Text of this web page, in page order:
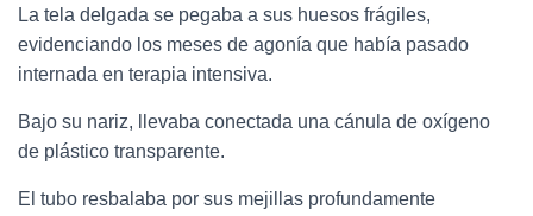
La tela delgada se pegaba a sus huesos frágiles,
evidenciando los meses de agonía que había pasado
internada en terapia intensiva.
Bajo su nariz, llevaba conectada una cánula de oxígeno
de plástico transparente.
El tubo resbalaba por sus mejillas profundamente